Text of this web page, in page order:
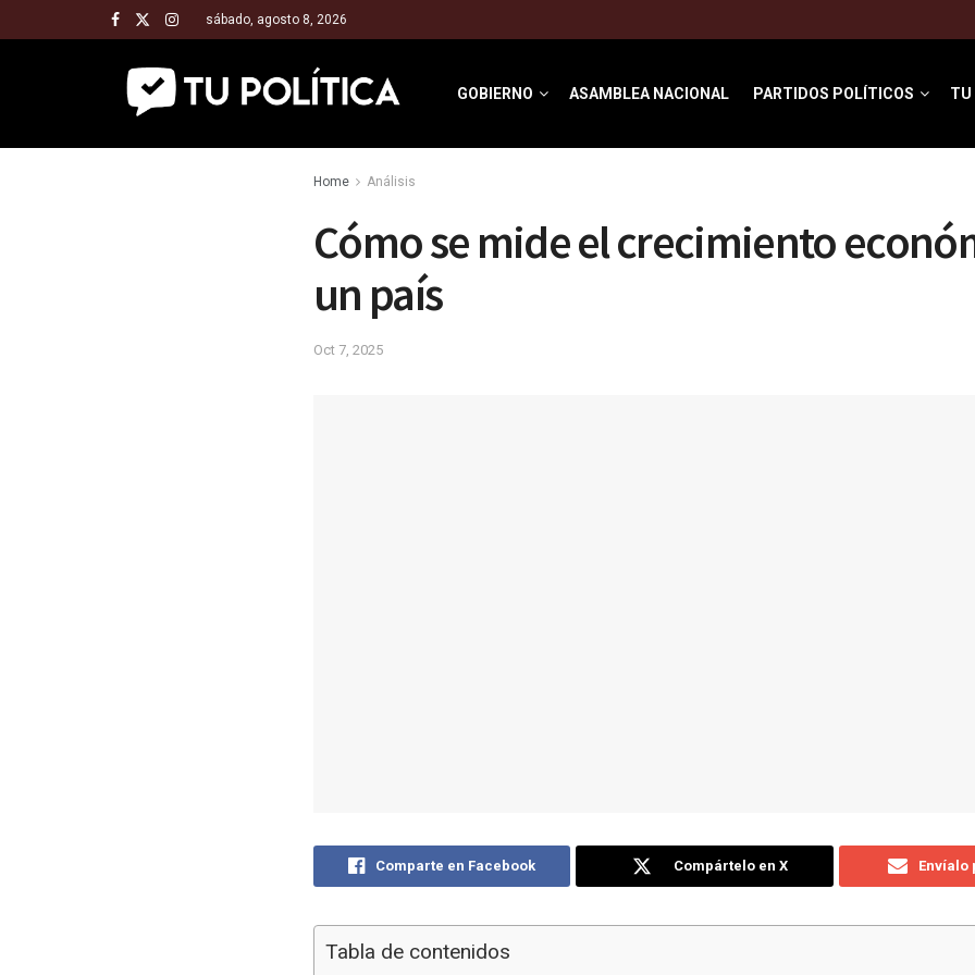
sábado, agosto 8, 2026
GOBIERNO ASAMBLEA NACIONAL PARTIDOS POLÍTICOS TU
Home Análisis
Cómo se mide el crecimiento
un país
Oct 7, 2025
Comparte en Facebook Compártelo en X Envíalo
Tabla de contenidos